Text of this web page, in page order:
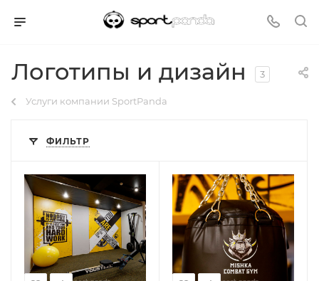
Логотипы и дизайн 3
Услуги компании SportPanda
ФИЛЬТР